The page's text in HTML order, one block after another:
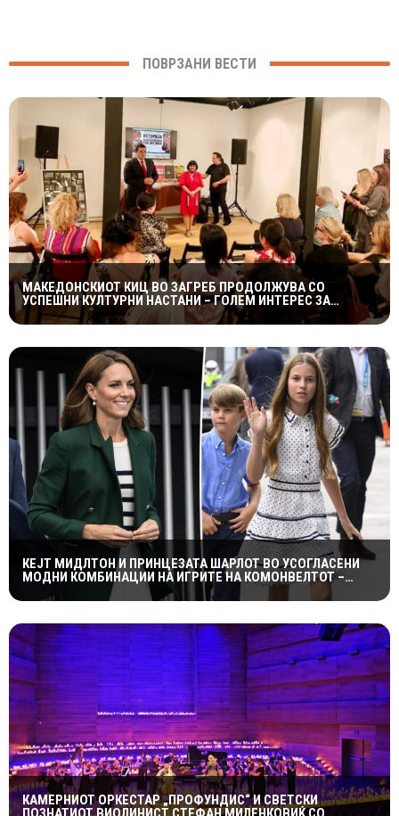
ПОВРЗАНИ ВЕСТИ
МАКЕДОНСКИОТ КИЦ ВО ЗАГРЕБ ПРОДОЛЖУВА СО
УСПЕШНИ КУЛТУРНИ НАСТАНИ – ГОЛЕМ ИНТЕРЕС ЗА
„ИСТОРИЈА НА МАКЕДОНСКАТА РОК МУЗИКА“
КЕЈТ МИДЛТОН И ПРИНЦЕЗАТА ШАРЛОТ ВО УСОГЛАСЕНИ
МОДНИ КОМБИНАЦИИ НА ИГРИТЕ НА КОМОНВЕЛТОТ –
КРАЛСКОТО СЕМЕЈСТВО ГО ПРИВЛЕЧЕ ЦЕЛОТО ВНИМАНИЕ
КАМЕРНИОТ ОРКЕСТАР „ПРОФУНДИС“ И СВЕТСКИ